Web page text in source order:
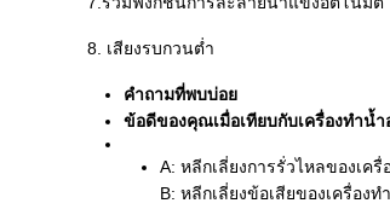
8. เสียงรบกวนต่ำ
คำถามที่พบบ่อย
ข้อดีของคุณเมื่อเทียบกับเครื่องทำน้
A: หลีกเลี่ยงการรั่วไหลของเค
B: หลีกเลี่ยงข้อเสียของเครื่อ